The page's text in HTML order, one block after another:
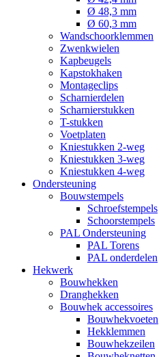
Ø 48,3 mm
Ø 60,3 mm
Wandschoorklemmen
Zwenkwielen
Kapbeugels
Kapstokhaken
Montageclips
Scharnierdelen
Scharnierstukken
T-stukken
Voetplaten
Kniestukken 2-weg
Kniestukken 3-weg
Kniestukken 4-weg
Ondersteuning
Bouwstempels
Schroefstempels
Schoorstempels
PAL Ondersteuning
PAL Torens
PAL onderdelen
Hekwerk
Bouwhekken
Dranghekken
Bouwhek accessoires
Bouwhekvoeten
Hekklemmen
Bouwhekzeilen